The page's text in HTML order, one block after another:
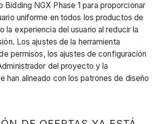
Bidding NGX Phase 1 para proporcionar
uniforme en todos los productos de
la experiencia del usuario al reducir la
Los ajustes de la herramienta
permisos, los ajustes de configuración
del proyecto y la
han alineado con los patrones de diseño